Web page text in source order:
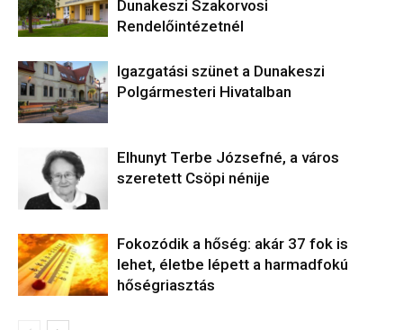
Dunakeszi Szakorvosi
Rendelőintézetnél
Igazgatási szünet a Dunakeszi
Polgármesteri Hivatalban
Elhunyt Terbe Józsefné, a város
szeretett Csöpi nénije
Fokozódik a hőség: akár 37 fok is
lehet, életbe lépett a harmadfokú
hőségriasztás